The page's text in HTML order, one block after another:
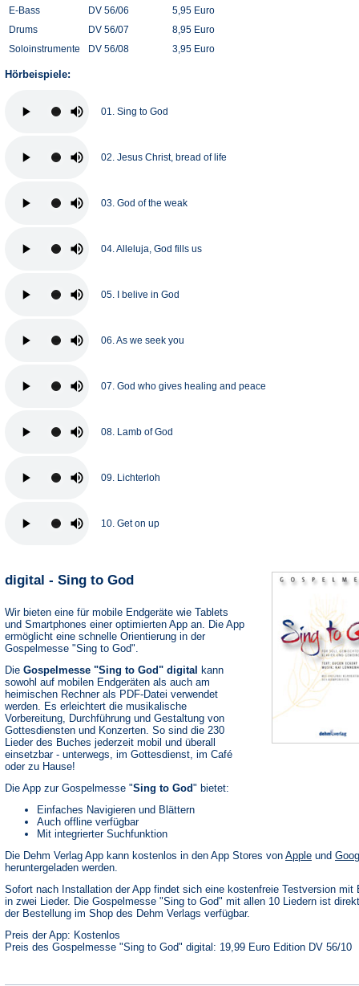
E-Bass
DV 56/06
5,95 Euro
Drums
DV 56/07
8,95 Euro
Soloinstrumente
DV 56/08 3,95 Euro
Hörbeispiele:
01. Sing to God
02. Jesus Christ, bread of life
03. God of the weak
04. Alleluja, God fills us
05. I belive in God
06. As we seek you
07. God who gives healing and peace
08. Lamb of God
09. Lichterloh
10. Get on up
digital - Sing to God
Wir bieten eine für mobile Endgeräte wie Tablets
und Smartphones einer optimierten App an. Die App
ermöglicht eine schnelle Orientierung in der
Gospelmesse "Sing to God".
Die Gospelmesse "Sing to God" digital kann
sowohl auf mobilen Endgeräten als auch am
heimischen Rechner als PDF-Datei verwendet
werden. Es erleichtert die musikalische
Vorbereitung, Durchführung und Gestaltung von
Gottesdiensten und Konzerten. So sind die 230
Lieder des Buches jederzeit mobil und überall
einsetzbar - unterwegs, im Gottesdienst, im Café
oder zu Hause!
Die App zur Gospelmesse "Sing to God" bietet:
Einfaches Navigieren und Blättern
Auch offline verfügbar
Mit integrierter Suchfunktion
Die Dehm Verlag App kann kostenlos in den App Stores von Apple(Öffnet
neuen
Tab)
und
heruntergeladen werden.
Sofort nach Installation der App findet sich eine kostenfreie Testversion mit
in zwei Lieder. Die Gospelmesse "Sing to God" mit allen 10 Liedern ist
der Bestellung im Shop des Dehm Verlags verfügbar.
Preis der App: Kostenlos
Preis des Gospelmesse "Sing to God" digital: 19,99 Euro Edition DV 56/10